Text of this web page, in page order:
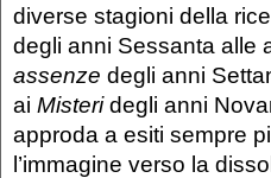
diverse stagioni della
degli anni Sessanta alle
assenze degli anni
ai Misteridegli anni
approda a esiti sempre
l’immagine verso la